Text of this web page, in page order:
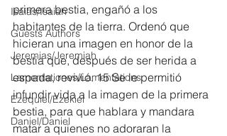
Isaías/Isaiah
Guests Authors
Jeremias/Jeremiah
Lamentationes/Lamentations
Ezequiel/Ezekiel
Daniel/Daniel
primera bestia, engañó a los
habitantes de la tierra. Ordenó que
hicieran una imagen en honor de la
bestia que, después de ser herida a
espada, revivió. 15 Se le permitió
infundir vida a la imagen de la primera
bestia, para que hablara y mandara
matar a quienes no adoraran la